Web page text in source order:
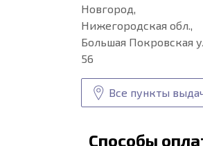
Новгород,
Нижегородская обл.,
Большая Покровская
56
Все пункты
Способы